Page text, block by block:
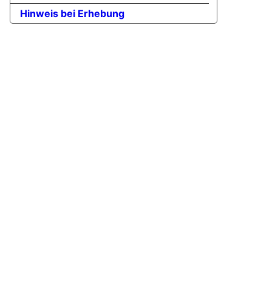
Hinweis bei Erhebung